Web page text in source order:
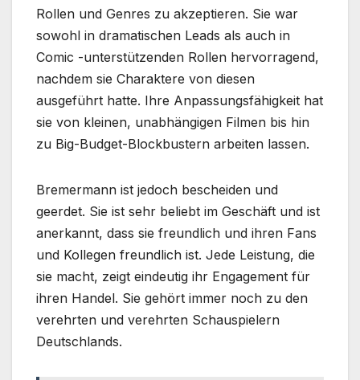
Rollen und Genres zu akzeptieren. Sie war
sowohl in dramatischen Leads als auch in
Comic -unterstützenden Rollen hervorragend,
nachdem sie Charaktere von diesen
ausgeführt hatte. Ihre Anpassungsfähigkeit hat
sie von kleinen, unabhängigen Filmen bis hin
zu Big-Budget-Blockbustern arbeiten lassen.
Bremermann ist jedoch bescheiden und
geerdet. Sie ist sehr beliebt im Geschäft und ist
anerkannt, dass sie freundlich und ihren Fans
und Kollegen freundlich ist. Jede Leistung, die
sie macht, zeigt eindeutig ihr Engagement für
ihren Handel. Sie gehört immer noch zu den
verehrten und verehrten Schauspielern
Deutschlands.